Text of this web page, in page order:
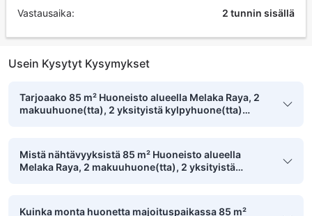
Vastausaika:
2 tunnin sisällä
Usein Kysytyt Kysymykset
Tarjoaako 85 m² Huoneisto alueella Melaka Raya, 2
makuuhuone(tta), 2 yksityistä kylpyhuone(tta)
Mistä nähtävyyksistä 85 m² Huoneisto alueella
Melaka Raya, 2 makuuhuone(tta), 2 yksityistä
Kuinka monta huonetta majoituspaikassa 85 m²